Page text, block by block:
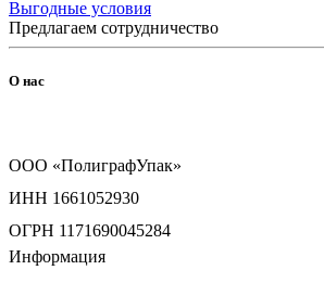
Выгодные условия
Предлагаем сотрудничество
О нас
ООО «ПолиграфУпак»
ИНН 1661052930
ОГРН 1171690045284
Информация